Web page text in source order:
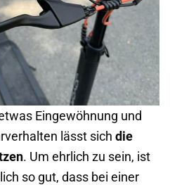
Eingewöhnung und
lässt sich die
. Um ehrlich zu sein, ist
so gut, dass bei einer